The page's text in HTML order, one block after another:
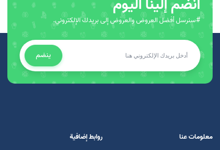
انضم إلينا اليوم
#سنرسل أفضل العروض والعروض إلى بريدك الإلكتروني.
ينضم
معلومات عنا
روابط إضافية